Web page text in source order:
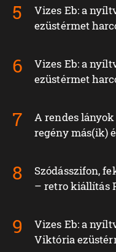
Vizes Eb: a
ezüstérmet
Vizes Eb: a
ezüstérmet
A rendes
regény más(ik)
Szódásszifon,
– retro kiállítás
Vizes Eb: a
Viktória